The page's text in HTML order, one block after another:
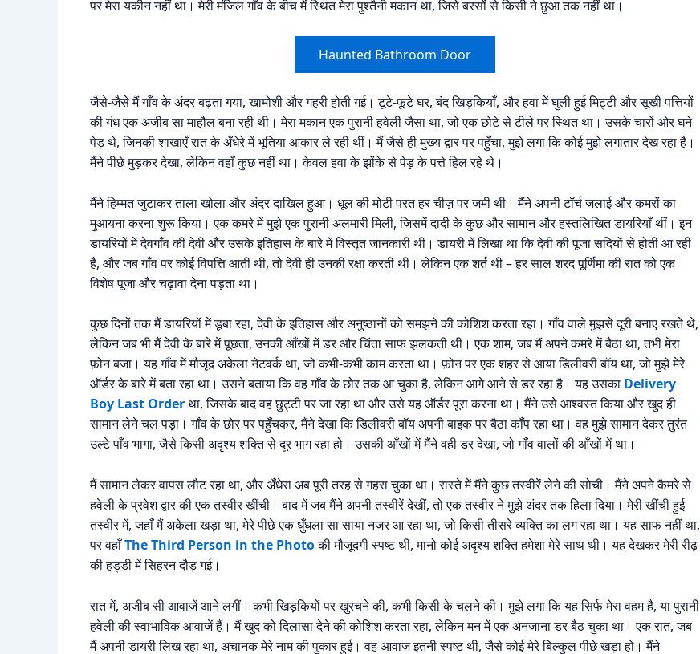
पर मेरा यकीन नहीं था। मेरी मंजिल गाँव के बीच में स्थित मेरा पुश्तैनी मकान था, जिसे बरसों से किसी ने छुआ तक नहीं था।
Haunted Bathroom Door
जैसे-जैसे मैं गाँव के अंदर बढ़ता गया, खामोशी और गहरी होती गई। टूटे-फूटे घर, बंद खिड़कियाँ, और हवा में घुली हुई मिट्टी और सूखी पत्तियों
की गंध एक अजीब सा माहौल बना रही थी। मेरा मकान एक पुरानी हवेली जैसा था, जो एक छोटे से टीले पर स्थित था। उसके चारों ओर घने
पेड़ थे, जिनकी शाखाएँ रात के अँधेरे में भूतिया आकार ले रही थीं। मैं जैसे ही मुख्य द्वार पर पहुँचा, मुझे लगा कि कोई मुझे लगातार देख रहा है।
मैंने पीछे मुड़कर देखा, लेकिन वहाँ कुछ नहीं था। केवल हवा के झोंके से पेड़ के पत्ते हिल रहे थे।
मैंने हिम्मत जुटाकर ताला खोला और अंदर दाखिल हुआ। धूल की मोटी परत हर चीज़ पर जमी थी। मैंने अपनी टॉर्च जलाई और कमरों का
मुआयना करना शुरू किया। एक कमरे में मुझे एक पुरानी अलमारी मिली, जिसमें दादी के कुछ और सामान और हस्तलिखित डायरियाँ थीं। इन
डायरियों में देवगाँव की देवी और उसके इतिहास के बारे में विस्तृत जानकारी थी। डायरी में लिखा था कि देवी की पूजा सदियों से होती आ रही
है, और जब गाँव पर कोई विपत्ति आती थी, तो देवी ही उनकी रक्षा करती थी। लेकिन एक शर्त थी – हर साल शरद पूर्णिमा की रात को एक
विशेष पूजा और चढ़ावा देना पड़ता था।
कुछ दिनों तक मैं डायरियों में डूबा रहा, देवी के इतिहास और अनुष्ठानों को समझने की कोशिश करता रहा। गाँव वाले मुझसे दूरी बनाए रखते थे,
लेकिन जब भी मैं देवी के बारे में पूछता, उनकी आँखों में डर और चिंता साफ झलकती थी। एक शाम, जब मैं अपने कमरे में बैठा था, तभी मेरा
फ़ोन बजा। यह गाँव में मौजूद अकेला नेटवर्क था, जो कभी-कभी काम करता था। फ़ोन पर एक शहर से आया डिलीवरी बॉय था, जो मुझे मेरे
ऑर्डर के बारे में बता रहा था। उसने बताया कि वह गाँव के छोर तक आ चुका है, लेकिन आगे आने से डर रहा है। यह उसका Delivery
Boy Last Orderथा, जिसके बाद वह छुट्टी पर जा रहा था और उसे यह ऑर्डर पूरा करना था। मैंने उसे आश्वस्त किया और खुद ही
सामान लेने चल पड़ा। गाँव के छोर पर पहुँचकर, मैंने देखा कि डिलीवरी बॉय अपनी बाइक पर बैठा काँप रहा था। वह मुझे सामान देकर तुरंत
उल्टे पाँव भागा, जैसे किसी अदृश्य शक्ति से दूर भाग रहा हो। उसकी आँखों में मैंने वही डर देखा, जो गाँव वालों की आँखों में था।
मैं सामान लेकर वापस लौट रहा था, और अँधेरा अब पूरी तरह से गहरा चुका था। रास्ते में मैंने कुछ तस्वीरें लेने की सोची। मैंने अपने कैमरे से
हवेली के प्रवेश द्वार की एक तस्वीर खींची। बाद में जब मैंने अपनी तस्वीरें देखीं, तो एक तस्वीर ने मुझे अंदर तक हिला दिया। मेरी खींची हुई
तस्वीर में, जहाँ मैं अकेला खड़ा था, मेरे पीछे एक धुँधला सा साया नजर आ रहा था, जो किसी तीसरे व्यक्ति का लग रहा था। यह साफ नहीं था,
पर वहाँThe Third Person in the Photoकी मौजूदगी स्पष्ट थी, मानो कोई अदृश्य शक्ति हमेशा मेरे साथ थी। यह देखकर मेरी रीढ़
की हड्डी में सिहरन दौड़ गई।
रात में, अजीब सी आवाजें आने लगीं। कभी खिड़कियों पर खुरचने की, कभी किसी के चलने की। मुझे लगा कि यह सिर्फ मेरा वहम है, या पुरानी
हवेली की स्वाभाविक आवाजें हैं। मैं खुद को दिलासा देने की कोशिश करता रहा, लेकिन मन में एक अनजाना डर बैठ चुका था। एक रात, जब
मैं अपनी डायरी लिख रहा था, अचानक मेरे नाम की पुकार हुई। वह आवाज इतनी स्पष्ट थी, जैसे कोई मेरे बिल्कुल पीछे खड़ा हो। मैंने